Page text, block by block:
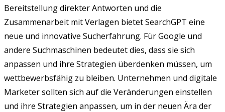
Bereitstellung direkter Antworten und die
Zusammenarbeit mit Verlagen bietet SearchGPT eine
neue und innovative Sucherfahrung. Für Google und
andere Suchmaschinen bedeutet dies, dass sie sich
anpassen und ihre Strategien überdenken müssen, um
wettbewerbsfähig zu bleiben. Unternehmen und digitale
Marketer sollten sich auf die Veränderungen einstellen
und ihre Strategien anpassen, um in der neuen Ära der